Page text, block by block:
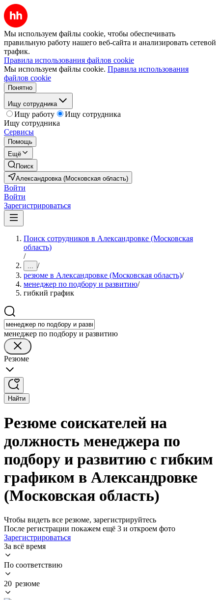
Мы используем файлы cookie, чтобы обеспечивать
правильную работу нашего веб-сайта и анализировать сетевой
трафик.
Правила использования файлов cookie
Мы используем файлы cookie. Правила использования
файлов cookie
Понятно
Ищу сотрудника
Ищу работу
Ищу сотрудника
Ищу сотрудника
Сервисы
Помощь
Ещё
Поиск
Александровка (Московская область)
Войти
Войти
Зарегистрироваться
Поиск сотрудников в Александровке (Московская
область)
/
... /
резюме в Александровке (Московская область)/
менеджер по подбору и развитию/
гибкий график
менеджер по подбору и развитию
Резюме
Найти
Резюме соискателей на
должность менеджера по
подбору и развитию с гибким
графиком в Александровке
(Московская область)
Чтобы видеть все резюме, зарегистрируйтесь
После регистрации покажем ещё 3 и откроем фото
Зарегистрироваться
За всё время
По соответствию
20 резюме